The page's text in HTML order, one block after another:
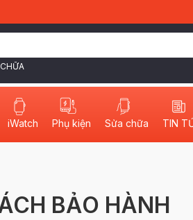
iWatch Phụ kiện Sửa chữa TIN
BẢO HÀNH